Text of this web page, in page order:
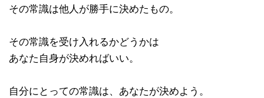
その常識は他人が勝手に決めたもの。
その常識を受け入れるかどうかは
あなた自身が決めればいい。
自分にとっての常識は、あなたが決めよう。